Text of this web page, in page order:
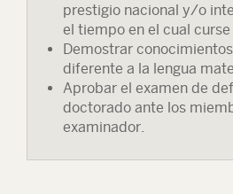
prestigio nacional y/o
el tiempo en el cual
Demostrar
diferente a la lengua
Aprobar el examen de
doctorado ante los
examinador.